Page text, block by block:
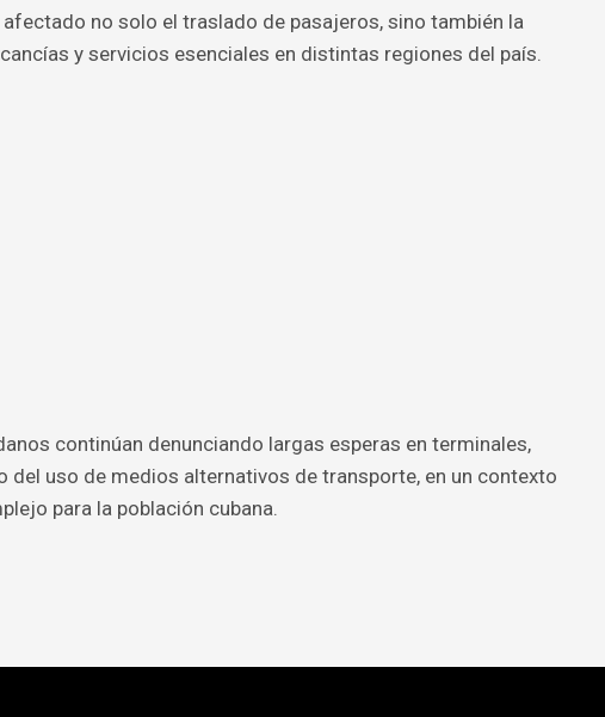
no solo el traslado de pasajeros, sino también la
y servicios esenciales en distintas regiones del país.
continúan denunciando largas esperas en terminales,
del uso de medios alternativos de transporte, en un contexto
para la población cubana.